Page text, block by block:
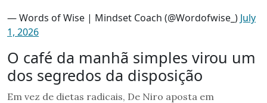
— Words of Wise | Mindset Coach (@Wordofwise_) July
1, 2026
O café da manhã simples virou um
dos segredos da disposição
Em vez de dietas radicais, De Niro aposta em